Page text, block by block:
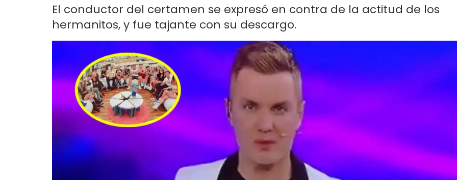
El conductor del certamen se expresó en contra de la actitud de los
hermanitos, y fue tajante con su descargo.